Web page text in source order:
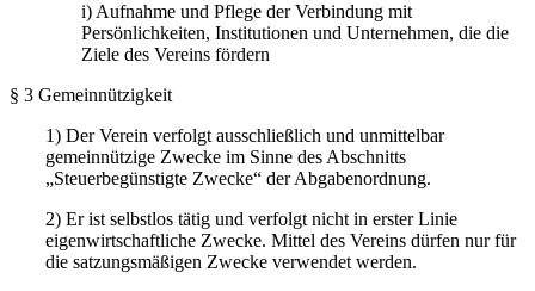
i) Aufnahme und Pflege der Verbindung mit
Persönlichkeiten, Institutionen und Unternehmen, die die
Ziele des Vereins fördern
§ 3 Gemeinnützigkeit
1) Der Verein verfolgt ausschließlich und unmittelbar
gemeinnützige Zwecke im Sinne des Abschnitts
„Steuerbegünstigte Zwecke“ der Abgabenordnung.
2) Er ist selbstlos tätig und verfolgt nicht in erster Linie
eigenwirtschaftliche Zwecke. Mittel des Vereins dürfen nur für
die satzungsmäßigen Zwecke verwendet werden.